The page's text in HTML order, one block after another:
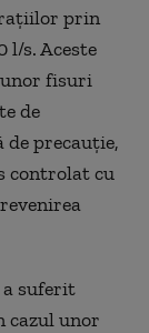
prin
l/s. Aceste
fisuri
de
precauție,
controlat cu
suferit
cazul unor